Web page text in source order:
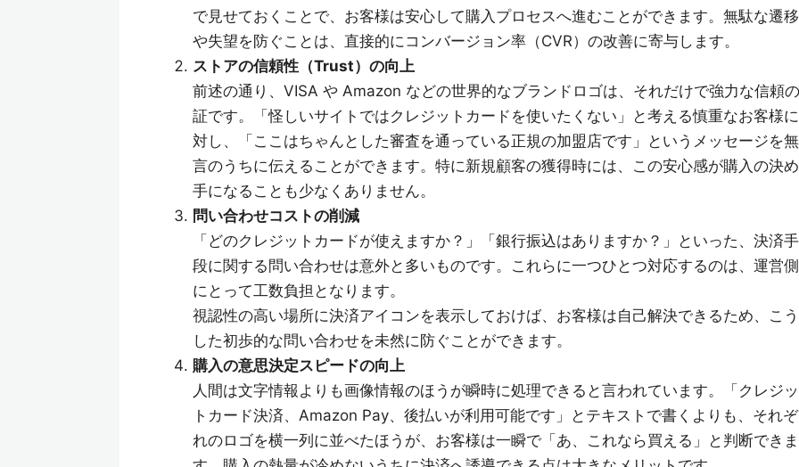
で見せておくことで、お客様は安心して購入プロセスへ進むことができます。無駄な遷移
や失望を防ぐことは、直接的にコンバージョン率（CVR）の改善に寄与します。
ストアの信頼性（Trust）の向上
前述の通り、VISA や Amazon などの世界的なブランドロゴは、それだけで強力な信頼の
証です。「怪しいサイトではクレジットカードを使いたくない」と考える慎重なお客様に
対し、「ここはちゃんとした審査を通っている正規の加盟店です」というメッセージを無
言のうちに伝えることができます。特に新規顧客の獲得時には、この安心感が購入の決め
手になることも少なくありません。
問い合わせコストの削減
「どのクレジットカードが使えますか？」「銀行振込はありますか？」といった、決済手
段に関する問い合わせは意外と多いものです。これらに一つひとつ対応するのは、運営側
にとって工数負担となります。
視認性の高い場所に決済アイコンを表示しておけば、お客様は自己解決できるため、こう
した初歩的な問い合わせを未然に防ぐことができます。
購入の意思決定スピードの向上
人間は文字情報よりも画像情報のほうが瞬時に処理できると言われています。「クレジッ
トカード決済、Amazon Pay、後払いが利用可能です」とテキストで書くよりも、それぞ
れのロゴを横一列に並べたほうが、お客様は一瞬で「あ、これなら買える」と判断できま